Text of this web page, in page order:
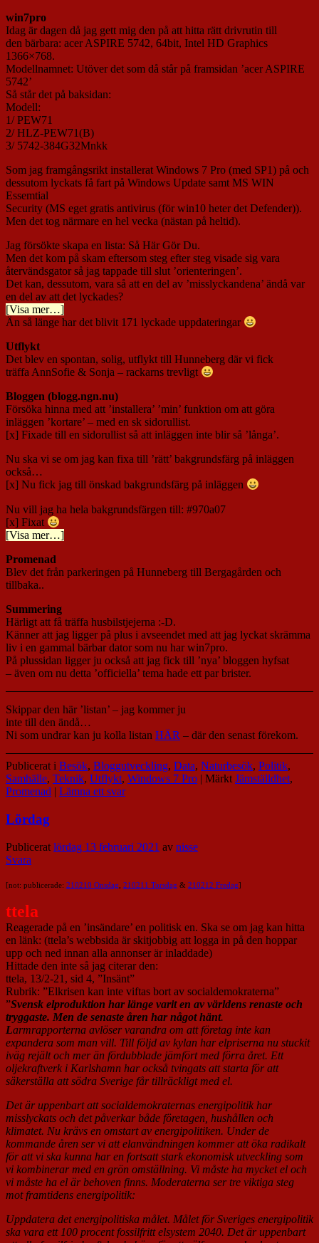
win7pro
Idag är dagen då jag gett mig den på att hitta rätt drivrutin till
den bärbara: acer ASPIRE 5742, 64bit, Intel HD Graphics
1366×768.
Modellnamnet: Utöver det som då står på framsidan ’acer ASPIRE
5742’
Så står det på baksidan:
Modell:
1/ PEW71
2/ HLZ-PEW71(B)
3/ 5742-384G32Mnkk
Som jag framgångsrikt installerat Windows 7 Pro (med SP1) på och
dessutom lyckats få fart på Windows Update samt MS WIN
Essemtial
Security (MS eget gratis antivirus (för win10 heter det Defender)).
Men det tog närmare en hel vecka (nästan på heltid).
Jag försökte skapa en lista: Så Här Gör Du.
Men det kom på skam eftersom steg efter steg visade sig vara
återvändsgator så jag tappade till slut ’orienteringen’.
Det kan, dessutom, vara så att en del av ’misslyckandena’ ändå var
en del av att det lyckades?
[Visa mer…]
Än så länge har det blivit 171 lyckade uppdateringar
Utflykt
Det blev en spontan, solig, utflykt till Hunneberg där vi fick
träffa AnnSofie & Sonja – rackarns trevligt
Bloggen (blogg.ngn.nu)
Försöka hinna med att ’installera’ ’min’ funktion om att göra
inläggen ’kortare’ – med en sk sidorullist.
[x] Fixade till en sidorullist så att inläggen inte blir så ’långa’.
Nu ska vi se om jag kan fixa till ’rätt’ bakgrundsfärg på inläggen
också…
[x] Nu fick jag till önskad bakgrundsfärg på inläggen
Nu vill jag ha hela bakgrundsfärgen till: #970a07
[x] Fixat
[Visa mer…]
Promenad
Blev det från parkeringen på Hunneberg till Bergagården och
tillbaka..
Summering
Härligt att få träffa husbilstjejerna :-D.
Känner att jag ligger på plus i avseendet med att jag lyckat skrämma
liv i en gammal bärbar dator som nu har win7pro.
På plussidan ligger ju också att jag fick till ’nya’ bloggen hyfsat
– även om nu detta ’officiella’ tema hade ett par brister.
Skippar den här ’listan’ – jag kommer ju
inte till den ändå…
Ni som undrar kan ju kolla listan HÄR – där den senast förekom.
Publicerat i Besök, Bloggutveckling, Data, Naturbesök, Politik,
Samhälle, Teknik, Utflykt, Windows 7 Pro | Märkt Jämställdhet,
Promenad | Lämna ett svar
Lördag
Publicerat lördag 13 februari 2021 av nisse
Svara
[not: publicerade: 210210 Onsdag 210211 Torsdag & 210212 Fredag]
ttela
Reagerade på en ’insändare’ en politisk en. Ska se om jag kan hitta
en länk: (ttela’s webbsida är skitjobbig att logga in på den hoppar
upp och ned innan alla annonser är inladdade)
Hittade den inte så jag citerar den:
ttela, 13/2-21, sid 4, ”Insänt”
Rubrik: ”Elkrisen kan inte viftas bort av socialdemokraterna”
”Svensk elproduktion har länge varit en av ­världens renaste och
tryggaste. Men de senaste åren har något hänt.
Larmrapporterna avlöser varandra om att företag inte kan
expandera som man vill. Till följd av kylan har elpriserna nu stuckit
iväg rejält och mer än fördubblade jämfört med förra året. Ett
oljekraftverk i Karlshamn har också tvingats att starta för att
säkerställa att södra Sverige får tillräckligt med el.
Det är uppenbart att social­demokraternas energi­politik har
misslyckats och det påverkar både företagen, hushållen och
klimatet. Nu krävs en omstart av energipolitiken. Under de
kommande åren ser vi att elanvändningen kommer att öka radikalt
för att vi ska kunna har en fortsatt stark ekonomisk utveckling som
vi kombinerar med en grön omställning. Vi måste ha mycket el och
vi måste ha el är behoven finns. Moderaterna ser tre viktiga steg
mot framtidens energipolitik:
Uppdatera det energipolitiska målet. Målet för Sveriges energipolitik
ska vara ett 100 procent fossilfritt elsystem 2040. Det är uppenbart